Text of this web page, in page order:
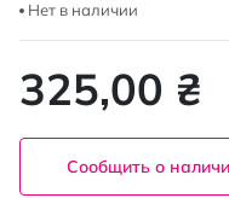
Нет в наличии
325,00 ₴
Сообщить о